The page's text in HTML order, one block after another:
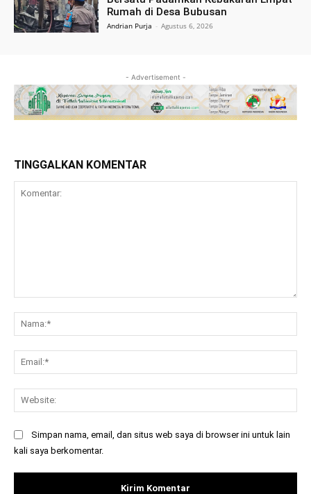
Rumah di Desa Bubusan
Andrian Purja - Agustus 6, 2026
- Advertisement -
TINGGALKAN KOMENTAR
Simpan nama, email, dan situs web saya di browser ini untuk lain
kali saya berkomentar.